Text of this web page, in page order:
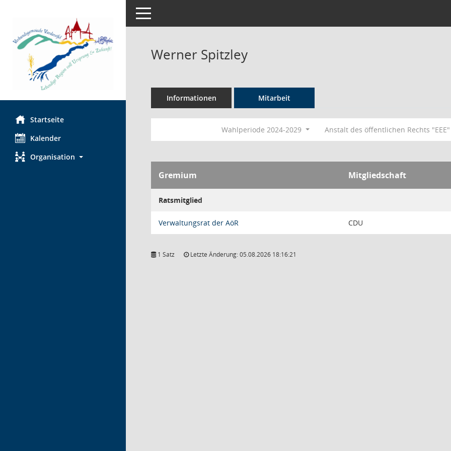
Startseite
Kalender
Organisation
Toggle navigation
Werner Spitzley
Informationen Mitarbeit
Wahlperiode 2024-2029 Anstalt des öffentlichen Rechts "EEE"
Gremium Mitgliedschaft
Ratsmitglied
Verwaltungsrat der AöR CDU
1 Satz Letzte Änderung: 05.08.2026 18:16:21